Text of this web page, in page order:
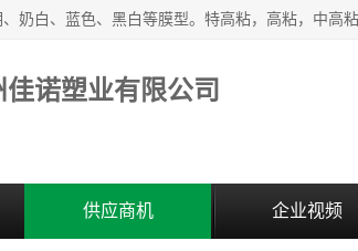
佳诺塑业有限公司
供应商机 企业视频